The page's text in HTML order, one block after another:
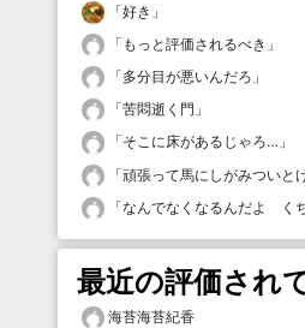
「好き 」
「 もっと評価されるべき 」
「多分目が悪いんだろ 」
「苦悶逝く門 」
「そこに床があるじゃろ… 」
「頑張って馬にしがみついと
「なんでなくなるんだよ く
最近の評価され
海苔海苔紀香